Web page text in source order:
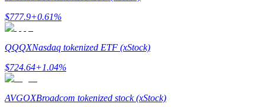
$777.9+0.61%
QQQXNasdaq tokenized ETF (xStock)
$724.64+1.04%
AVGOXBroadcom tokenized stock (xStock)